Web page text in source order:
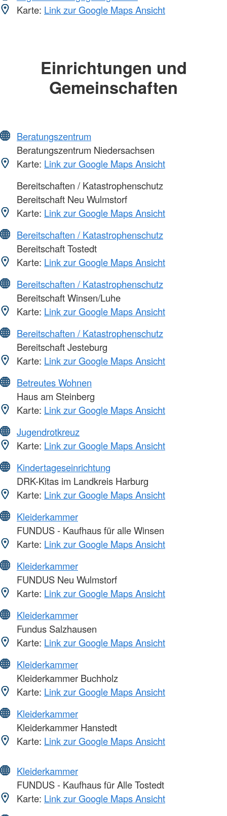
Karte: Link zur Google Maps Ansicht
Einrichtungen und
Gemeinschaften
Beratungszentrum
Beratungszentrum Niedersachsen
Karte: Link zur Google Maps Ansicht
Bereitschaften / Katastrophenschutz
Bereitschaft Neu Wulmstorf
Karte: Link zur Google Maps Ansicht
Bereitschaften / Katastrophenschutz
Bereitschaft Tostedt
Karte: Link zur Google Maps Ansicht
Bereitschaften / Katastrophenschutz
Bereitschaft Winsen/Luhe
Karte: Link zur Google Maps Ansicht
Bereitschaften / Katastrophenschutz
Bereitschaft Jesteburg
Karte: Link zur Google Maps Ansicht
Betreutes Wohnen
Haus am Steinberg
Karte: Link zur Google Maps Ansicht
Jugendrotkreuz
Karte: Link zur Google Maps Ansicht
Kindertageseinrichtung
DRK-Kitas im Landkreis Harburg
Karte: Link zur Google Maps Ansicht
Kleiderkammer
FUNDUS - Kaufhaus für alle Winsen
Karte: Link zur Google Maps Ansicht
Kleiderkammer
FUNDUS Neu Wulmstorf
Karte: Link zur Google Maps Ansicht
Kleiderkammer
Fundus Salzhausen
Karte: Link zur Google Maps Ansicht
Kleiderkammer
Kleiderkammer Buchholz
Karte: Link zur Google Maps Ansicht
Kleiderkammer
Kleiderkammer Hanstedt
Karte: Link zur Google Maps Ansicht
Kleiderkammer
FUNDUS - Kaufhaus für Alle Tostedt
Karte: Link zur Google Maps Ansicht